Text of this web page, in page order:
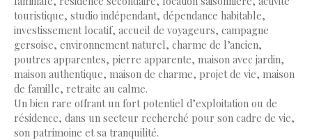
touristique, studio indépendant, dépendance habitable,
investissement locatif, accueil de voyageurs, campagne
gersoise, environnement naturel, charme de l’ancien,
poutres apparentes, pierre apparente, maison avec jardin,
maison authentique, maison de charme, projet de vie, maison
de famille, retraite au calme.
Un bien rare offrant un fort potentiel d’exploitation ou de
résidence, dans un secteur recherché pour son cadre de vie,
son patrimoine et sa tranquilité.